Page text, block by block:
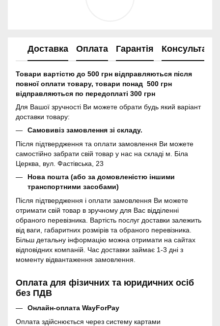
Доставка Оплата Гарантія Консультація
Товари вартістю до 500 грн відправляються після
повної оплати товару, товари понад 500 грн
відправляються по передоплаті 300 грн
Для Вашої зручності Ви можете обрати будь який варіант
доставки товару:
Самовивіз замовлення зі складу.
Після підтвердження та оплати замовлення Ви можете
самостійно забрати свій товар у нас на складі м. Біла
Церква, вул. Фастівська, 23
Нова пошта (або за домовленістю іншими
транспортними засобами)
Після підтвердження і оплати замовлення Ви можете
отримати свій товар в зручному для Вас відділенні
обраного перевізника. Вартість послуг доставки залежить
від ваги, габаритних розмірів та обраного перевізника.
Більш детальну інформацію можна отримати на сайтах
відповідних компаній. Час доставки займає 1-3 дні з
моменту відвантаження замовлення.
Оплата для фізичних та юридичних осіб
без ПДВ
Онлайн-оплата WayForPay
Оплата здійснюється через систему картами